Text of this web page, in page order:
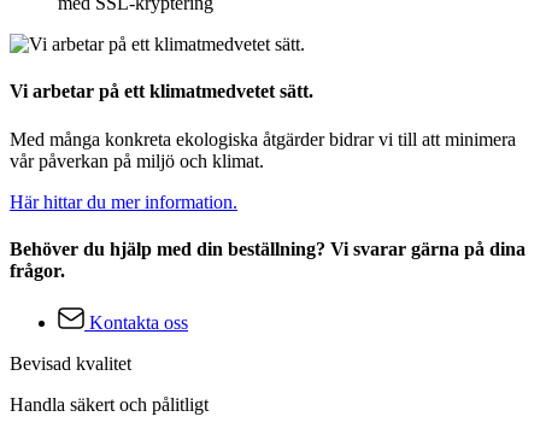
Vi arbetar på ett klimatmedvetet sätt.
Med många konkreta ekologiska åtgärder bidrar vi till att minimera
vår påverkan på miljö och klimat.
Här hittar du mer information.
Behöver du hjälp med din beställning? Vi svarar gärna på dina
frågor.
Kontakta oss
Bevisad kvalitet
Handla säkert och pålitligt